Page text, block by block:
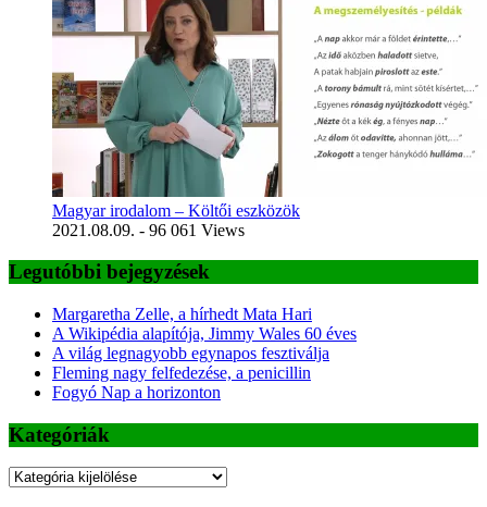
Magyar irodalom – Költői eszközök
2021.08.09. - 96 061 Views
Legutóbbi bejegyzések
Margaretha Zelle, a hírhedt Mata Hari
A Wikipédia alapítója, Jimmy Wales 60 éves
A világ legnagyobb egynapos fesztiválja
Fleming nagy felfedezése, a penicillin
Fogyó Nap a horizonton
Kategóriák
Kategóriák